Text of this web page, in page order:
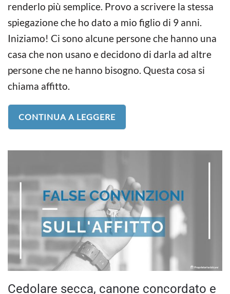
renderlo più semplice. Provo a scrivere la stessa
spiegazione che ho dato a mio figlio di 9 anni.
Iniziamo! Ci sono alcune persone che hanno una
casa che non usano e decidono di darla ad altre
persone che ne hanno bisogno. Questa cosa si
chiama affitto.
CONTINUA A LEGGERE
Cedolare secca, canone concordato e